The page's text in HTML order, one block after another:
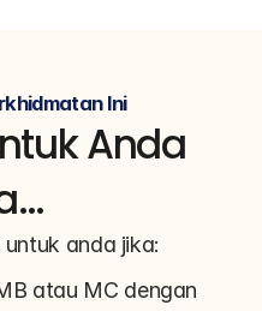
Ini
Anda
anda jika:
atau MC dengan